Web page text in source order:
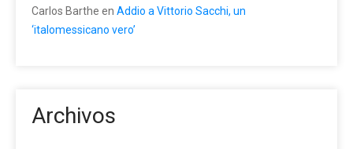
Carlos Barthe en Addio a Vittorio Sacchi, un
‘italomessicano vero’
Archivos